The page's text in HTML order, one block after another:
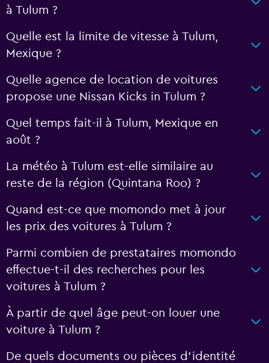
à Tulum ?
Quelle est la limite de vitesse à Tulum,
Mexique ?
Quelle agence de location de voitures
propose une Nissan Kicks in Tulum ?
Quel temps fait-il à Tulum, Mexique en
août ?
La météo à Tulum est-elle similaire au
reste de la région (Quintana Roo) ?
Quand est-ce que momondo met à jour
les prix des voitures à Tulum ?
Parmi combien de prestataires momondo
effectue-t-il des recherches pour les
voitures à Tulum ?
À partir de quel âge peut-on louer une
voiture à Tulum ?
De quels documents ou pièces d'identité